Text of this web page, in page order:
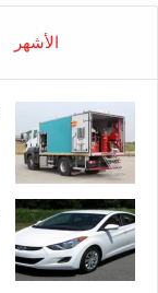
الأشهر